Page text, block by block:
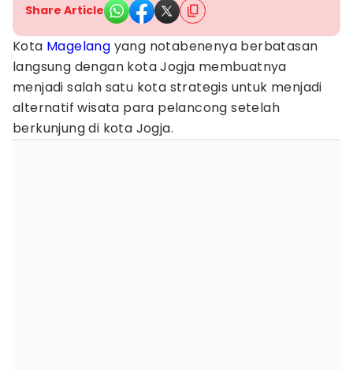
Share Article
Kota Magelang yang notabenenya berbatasan
langsung dengan kota Jogja membuatnya
menjadi salah satu kota strategis untuk menjadi
alternatif wisata para pelancong setelah
berkunjung di kota Jogja.